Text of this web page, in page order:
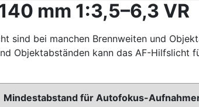
mm 1:3,5–6,3 VR
sind bei manchen Brennweiten und
Objektabständen kann das AF-Hilfslicht
Mindestabstand für Autofokus-